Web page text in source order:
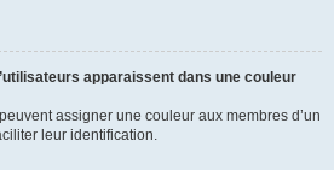
apparaissent dans une couleur
assigner une couleur aux membres d’un
leur identification.